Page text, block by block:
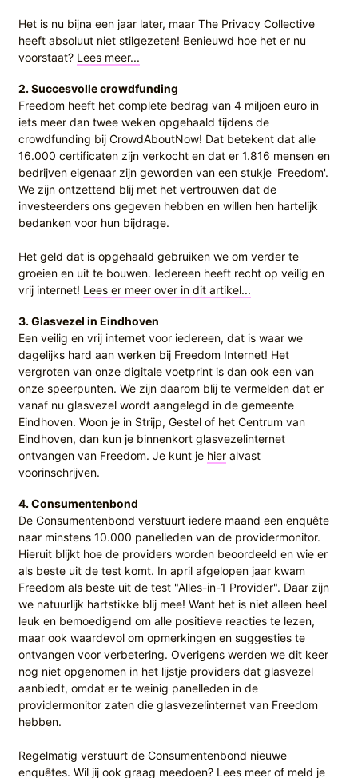
Het is nu bijna een jaar later, maar The Privacy Collective
heeft absoluut niet stilgezeten! Benieuwd hoe het er nu
voorstaat? Lees meer...
2. Succesvolle crowdfunding
Freedom heeft het complete bedrag van 4 miljoen euro in
iets meer dan twee weken opgehaald tijdens de
crowdfunding bij CrowdAboutNow! Dat betekent dat alle
16.000 certificaten zijn verkocht en dat er 1.816 mensen en
bedrijven eigenaar zijn geworden van een stukje 'Freedom'.
We zijn ontzettend blij met het vertrouwen dat de
investeerders ons gegeven hebben en willen hen hartelijk
bedanken voor hun bijdrage.
Het geld dat is opgehaald gebruiken we om verder te
groeien en uit te bouwen. Iedereen heeft recht op veilig en
vrij internet! Lees er meer over in dit artikel...
3. Glasvezel in Eindhoven
Een veilig en vrij internet voor iedereen, dat is waar we
dagelijks hard aan werken bij Freedom Internet! Het
vergroten van onze digitale voetprint is dan ook een van
onze speerpunten. We zijn daarom blij te vermelden dat er
vanaf nu glasvezel wordt aangelegd in de gemeente
Eindhoven. Woon je in Strijp, Gestel of het Centrum van
Eindhoven, dan kun je binnenkort glasvezelinternet
ontvangen van Freedom. Je kunt je hier alvast
voorinschrijven.
4. Consumentenbond
De Consumentenbond verstuurt iedere maand een enquête
naar minstens 10.000 panelleden van de providermonitor.
Hieruit blijkt hoe de providers worden beoordeeld en wie er
als beste uit de test komt. In april afgelopen jaar kwam
Freedom als beste uit de test "Alles-in-1 Provider". Daar zijn
we natuurlijk hartstikke blij mee! Want het is niet alleen heel
leuk en bemoedigend om alle positieve reacties te lezen,
maar ook waardevol om opmerkingen en suggesties te
ontvangen voor verbetering. Overigens werden we dit keer
nog niet opgenomen in het lijstje providers dat glasvezel
aanbiedt, omdat er te weinig panelleden in de
providermonitor zaten die glasvezelinternet van Freedom
hebben.
Regelmatig verstuurt de Consumentenbond nieuwe
enquêtes. Wil jij ook graag meedoen? Lees meer of meld je